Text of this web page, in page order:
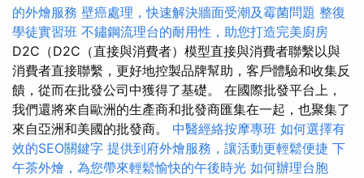
的外燴服務 壁癌處理，快速解決牆面受潮及霉菌問題 整復
學徒實習班 不鏽鋼流理台的耐用性，助您打造完美廚房
D2C（D2C（直接與消費者）模型直接與消費者聯繫以與
消費者直接聯繫，更好地控製品牌幫助，客戶體驗和收集反
饋，從而在批發公司中獲得了基礎。 在國際批發平台上，
我們還將來自歐洲的生產商和批發商匯集在一起​​，也聚集了
來自亞洲和美國的批發商。 中醫經絡按摩專班 如何選擇有
效的SEO關鍵字 提供到府外燴服務，讓活動更輕鬆便捷 下
午茶外燴，為您帶來輕鬆愉快的午後時光 如何辦理台胞